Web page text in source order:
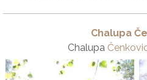
Chalupa
Chalupa